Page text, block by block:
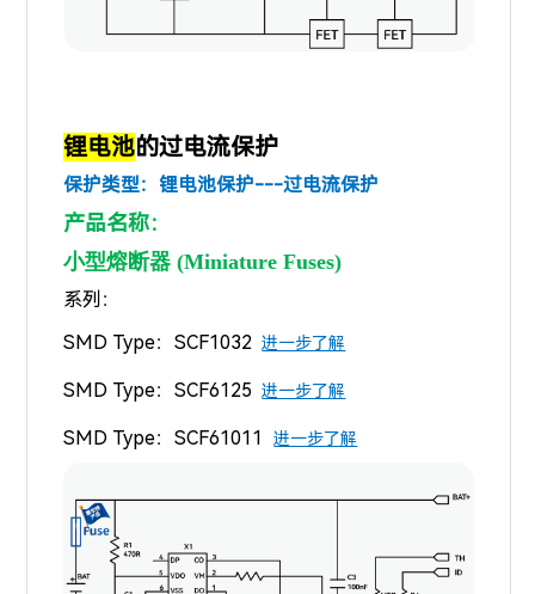
锂电池的过电流保护
保护类型：锂电池保护---过电流保护
产品名称：
小型熔断器 (Miniature Fuses)
系列：
SMD Type：SCF1032进一步了解
SMD Type：SCF6125进一步了解
SMD Type：SCF61011 进一步了解